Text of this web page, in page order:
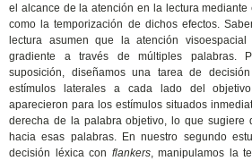
el alcance de la atención en la lectura
como la temporización de dichos efectos.
lectura asumen que la atención
gradiente a través de múltiples palabras.
suposición, diseñamos una tarea de
estímulos laterales a cada lado del
aparecieron para los estímulos situados
derecha de la palabra objetivo, lo que sugiere
hacia esas palabras. En nuestro segundo
decisión léxica con flankers, manipulamos la